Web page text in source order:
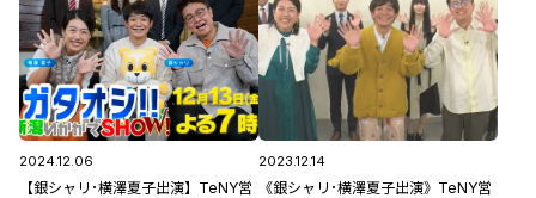
2024.12.06
【銀シャリ･横澤夏子出演】TeNY営
2023.12.14
《銀シャリ･横澤夏子出演》TeNY営